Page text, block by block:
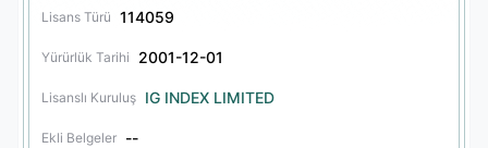
Lisans Türü 114059
Yürürlük Tarihi 2001-12-01
Lisanslı Kuruluş IG INDEX LIMITED
Ekli Belgeler --